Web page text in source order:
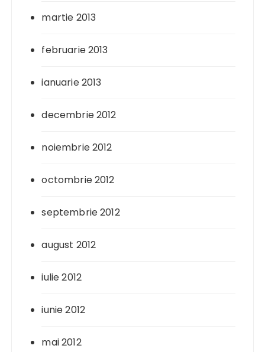
martie 2013
februarie 2013
ianuarie 2013
decembrie 2012
noiembrie 2012
octombrie 2012
septembrie 2012
august 2012
iulie 2012
iunie 2012
mai 2012